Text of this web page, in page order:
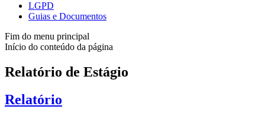
LGPD
Guias e Documentos
Fim do menu principal
Início do conteúdo da página
Relatório de Estágio
Relatório